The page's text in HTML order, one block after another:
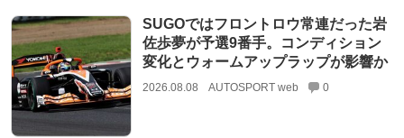
SUGOではフロントロウ常連だった岩
佐歩夢が予選9番手。コンディション
変化とウォームアップラップが影響か
2026.08.08 AUTOSPORT web 0